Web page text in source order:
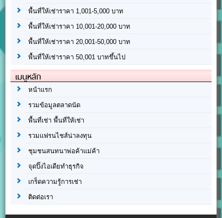
พื้นที่ให้เช่าราคา 1,001-5,000 บาท
พื้นที่ให้เช่าราคา 10,001-20,000 บาท
พื้นที่ให้เช่าราคา 20,001-50,000 บาท
พื้นที่ให้เช่าราคา 50,001 บาทขึ้นไป
เมนูหลัก
หน้าแรก
รวมข้อมูลตลาดนัด
พื้นที่เช่า พื้นที่ให้เช่า
รวมแฟรนไชส์น่าลงทุน
ชุมชนสนทนาพ่อค้าแม่ค้า
จุดปิ๊งไอเดียทำธุรกิจ
เกร็ดความรู้การเช่า
ติดต่อเรา